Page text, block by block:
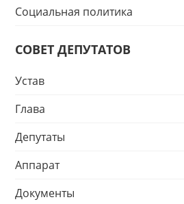
Социальная политика
СОВЕТ ДЕПУТАТОВ
Устав
Глава
Депутаты
Аппарат
Документы